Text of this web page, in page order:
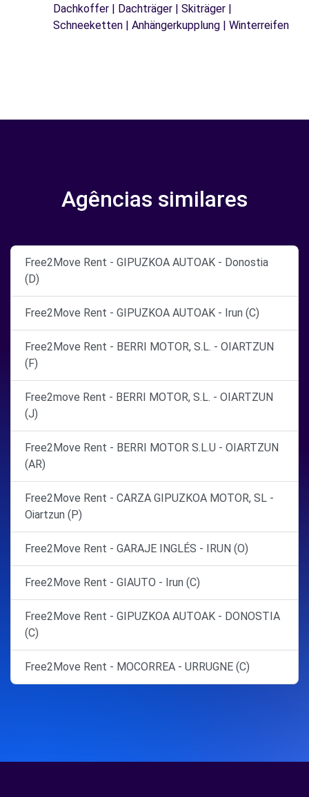
Dachkoffer | Dachträger | Skiträger |
Schneeketten | Anhängerkupplung | Winterreifen
Agências similares
Free2Move Rent - GIPUZKOA AUTOAK - Donostia
(D)
Free2Move Rent - GIPUZKOA AUTOAK - Irun (C)
Free2Move Rent - BERRI MOTOR, S.L. - OIARTZUN
(F)
Free2move Rent - BERRI MOTOR, S.L. - OIARTZUN
(J)
Free2Move Rent - BERRI MOTOR S.L.U - OIARTZUN
(AR)
Free2Move Rent - CARZA GIPUZKOA MOTOR, SL -
Oiartzun (P)
Free2Move Rent - GARAJE INGLÉS - IRUN (O)
Free2Move Rent - GIAUTO - Irun (C)
Free2Move Rent - GIPUZKOA AUTOAK - DONOSTIA
(C)
Free2Move Rent - MOCORREA - URRUGNE (C)